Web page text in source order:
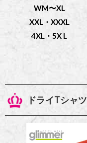
WM〜XL
XXL・XXXL
4XL・5X L
ドライTシャツ